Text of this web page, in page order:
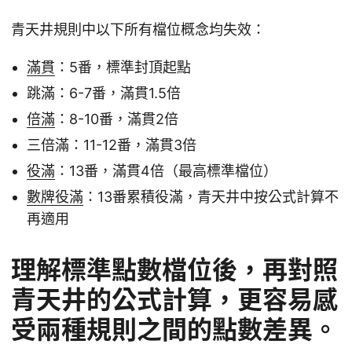
青天井規則中以下所有檔位概念均失效：
滿貫 ：5番，標準封頂起點
跳滿：6-7番，滿貫1.5倍
倍滿 ：8-10番，滿貫2倍
三倍滿：11-12番，滿貫3倍
役滿 ：13番，滿貫4倍（最高標準檔位）
數牌役滿 ：13番累積役滿，青天井中按公式計算不
再適用
理解標準點數檔位後，再對照
青天井的公式計算，更容易感
受兩種規則之間的點數差異。